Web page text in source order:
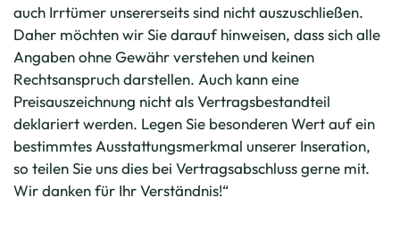
auch Irrtümer unsererseits sind nicht auszuschließen.
Daher möchten wir Sie darauf hinweisen, dass sich alle
Angaben ohne Gewähr verstehen und keinen
Rechtsanspruch darstellen. Auch kann eine
Preisauszeichnung nicht als Vertragsbestandteil
deklariert werden. Legen Sie besonderen Wert auf ein
bestimmtes Ausstattungsmerkmal unserer Inseration,
so teilen Sie uns dies bei Vertragsabschluss gerne mit.
Wir danken für Ihr Verständnis!“